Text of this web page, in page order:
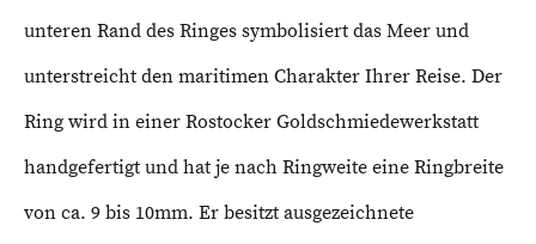
unteren Rand des Ringes symbolisiert das Meer und
unterstreicht den maritimen Charakter Ihrer Reise. Der
Ring wird in einer Rostocker Goldschmiedewerkstatt
handgefertigt und hat je nach Ringweite eine Ringbreite
von ca. 9 bis 10mm. Er besitzt ausgezeichnete